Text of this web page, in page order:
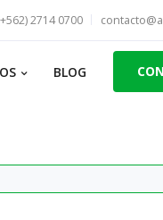
2714 0700
BLOG